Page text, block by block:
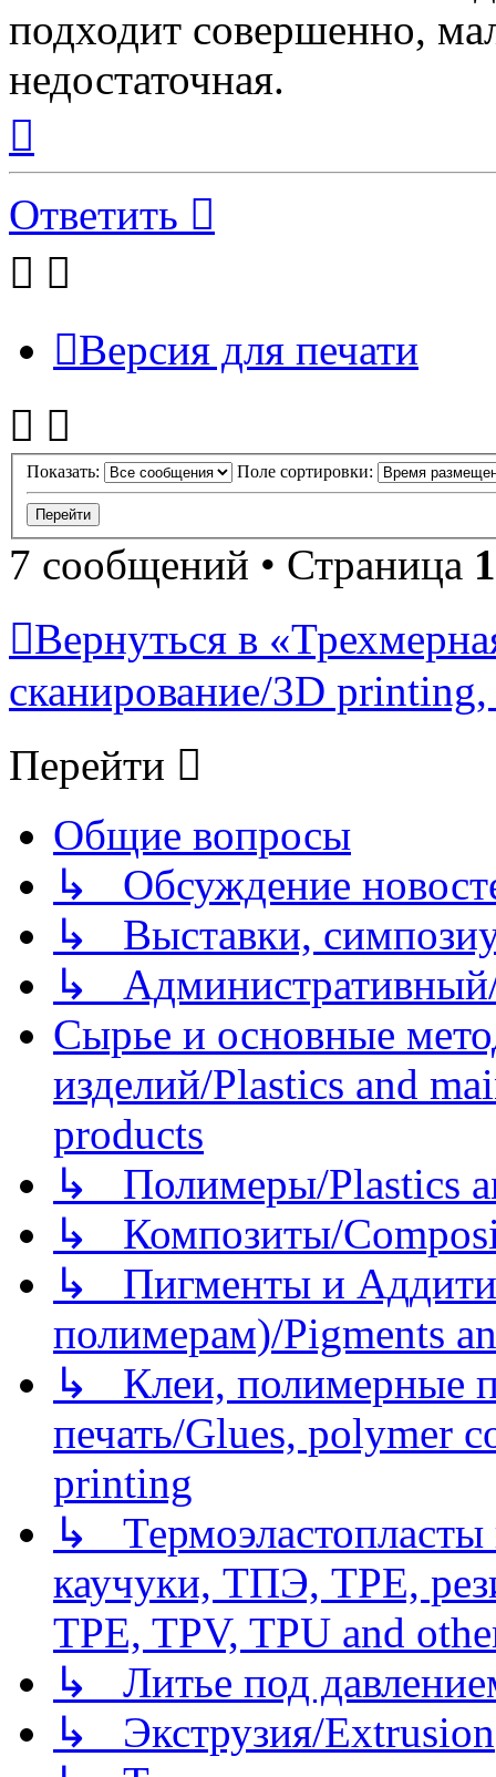
подходит совершенно,
недостаточная.
началу
Ответить
Версия для печати
Показать: Поле сортировки:
7 сообщений • Страница 1
Вернуться в
сканирование/3D
Перейти
Общие вопросы
↳ Обсуждение
↳ Выставки,
↳
Сырье и основные
изделий/Plastics and
products
↳ Полимеры/Plastics
↳ Композиты/
↳ Пигменты и
полимерам)/Pigments
↳ Клеи, полимерные
печать/Glues, polymer
printing
↳
каучуки, ТПЭ, TPE,
TPE, TPV, TPU and
↳ Литье под
↳ Экструзия/Extrusion